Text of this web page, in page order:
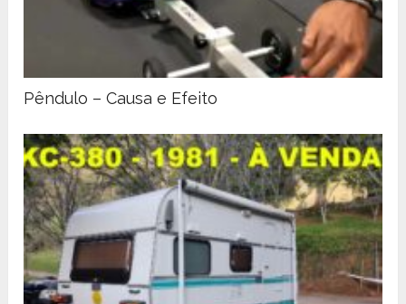
Pêndulo – Causa e Efeito